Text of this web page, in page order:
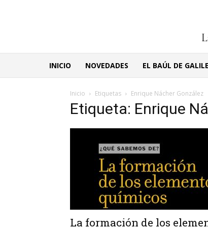
INICIO NOVEDADES EL BAÚL DE
Inicio Etiquetas Enrique Nácher González
Etiqueta: Enrique
La formación de los